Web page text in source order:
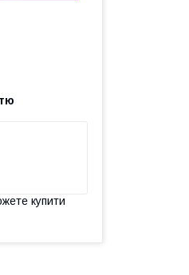
купити